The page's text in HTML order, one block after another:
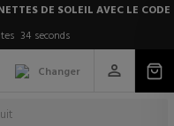
DE SOLEIL AVEC LE CODE
32 seconds
Changer